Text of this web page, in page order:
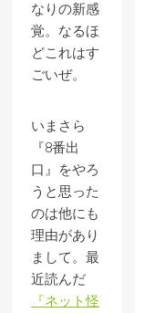
なりの新感
覚。なるほ
どこれはす
ごいぜ。
いまさら
『8番出
口』をやろ
うと思った
のは他にも
理由があり
まして。最
近読んだ
『ネット怪